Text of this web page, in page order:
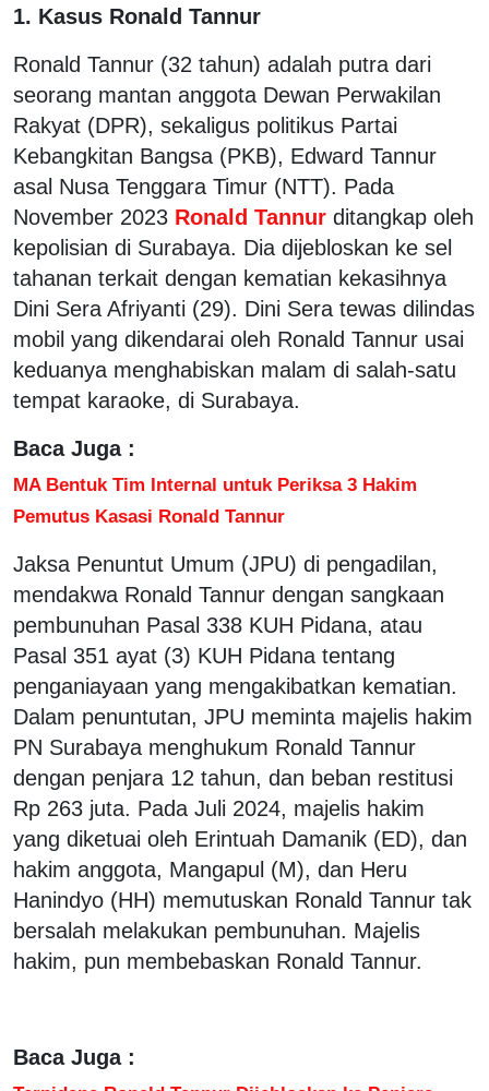
1. Kasus Ronald Tannur
Ronald Tannur (32 tahun) adalah putra dari
seorang mantan anggota Dewan Perwakilan
Rakyat (DPR), sekaligus politikus Partai
Kebangkitan Bangsa (PKB), Edward Tannur
asal Nusa Tenggara Timur (NTT). Pada
November 2023 Ronald Tannur ditangkap oleh
kepolisian di Surabaya. Dia dijebloskan ke sel
tahanan terkait dengan kematian kekasihnya
Dini Sera Afriyanti (29). Dini Sera tewas dilindas
mobil yang dikendarai oleh Ronald Tannur usai
keduanya menghabiskan malam di salah-satu
tempat karaoke, di Surabaya.
Baca Juga :
MA Bentuk Tim Internal untuk Periksa 3 Hakim
Pemutus Kasasi Ronald Tannur
Jaksa Penuntut Umum (JPU) di pengadilan,
mendakwa Ronald Tannur dengan sangkaan
pembunuhan Pasal 338 KUH Pidana, atau
Pasal 351 ayat (3) KUH Pidana tentang
penganiayaan yang mengakibatkan kematian.
Dalam penuntutan, JPU meminta majelis hakim
PN Surabaya menghukum Ronald Tannur
dengan penjara 12 tahun, dan beban restitusi
Rp 263 juta. Pada Juli 2024, majelis hakim
yang diketuai oleh Erintuah Damanik (ED), dan
hakim anggota, Mangapul (M), dan Heru
Hanindyo (HH) memutuskan Ronald Tannur tak
bersalah melakukan pembunuhan. Majelis
hakim, pun membebaskan Ronald Tannur.
Baca Juga :